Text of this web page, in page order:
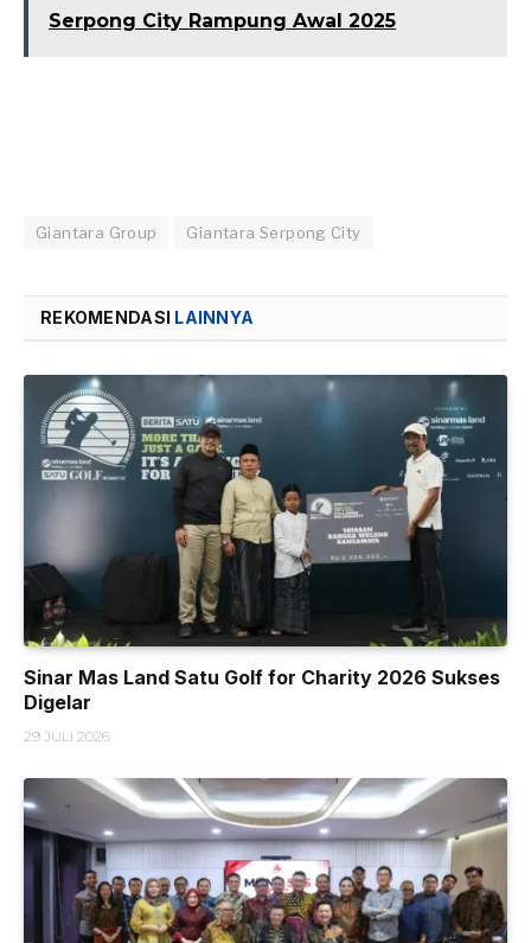
Serpong City Rampung Awal 2025
Giantara Group Giantara Serpong City
REKOMENDASI LAINNYA
Sinar Mas Land Satu Golf for Charity 2026 Sukses
Digelar
29 JULI 2026